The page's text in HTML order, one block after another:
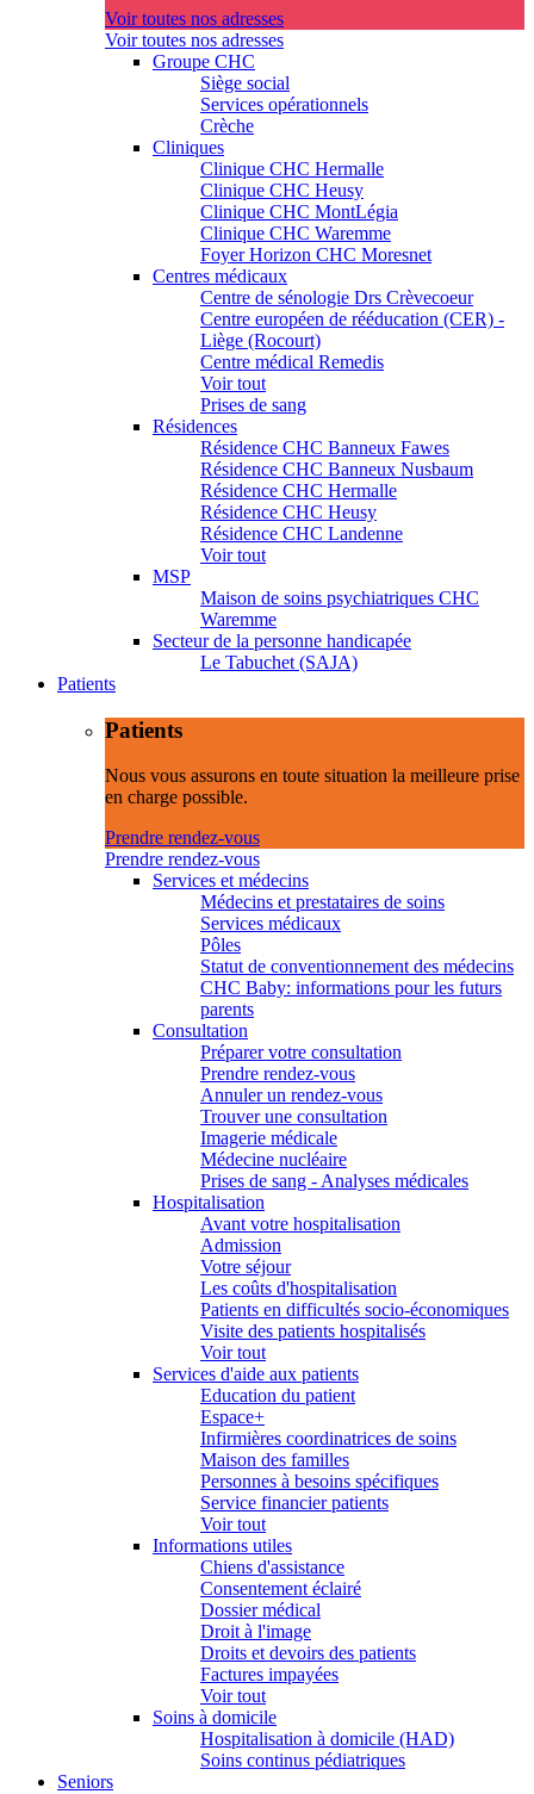
Voir toutes nos adresses
Voir toutes nos adresses
Groupe CHC
Siège social
Services opérationnels
Crèche
Cliniques
Clinique CHC Hermalle
Clinique CHC Heusy
Clinique CHC MontLégia
Clinique CHC Waremme
Foyer Horizon CHC Moresnet
Centres médicaux
Centre de sénologie Drs Crèvecoeur
Centre européen de rééducation (CER) -
Liège (Rocourt)
Centre médical Remedis
Voir tout
Prises de sang
Résidences
Résidence CHC Banneux Fawes
Résidence CHC Banneux Nusbaum
Résidence CHC Hermalle
Résidence CHC Heusy
Résidence CHC Landenne
Voir tout
MSP
Maison de soins psychiatriques CHC
Waremme
Secteur de la personne handicapée
Le Tabuchet (SAJA)
Patients
Patients
Nous vous assurons en toute situation la meilleure prise
en charge possible.
Prendre rendez-vous
Prendre rendez-vous
Services et médecins
Médecins et prestataires de soins
Services médicaux
Pôles
Statut de conventionnement des médecins
CHC Baby: informations pour les futurs
parents
Consultation
Préparer votre consultation
Prendre rendez-vous
Annuler un rendez-vous
Trouver une consultation
Imagerie médicale
Médecine nucléaire
Prises de sang - Analyses médicales
Hospitalisation
Avant votre hospitalisation
Admission
Votre séjour
Les coûts d'hospitalisation
Patients en difficultés socio-économiques
Visite des patients hospitalisés
Voir tout
Services d'aide aux patients
Education du patient
Espace+
Infirmières coordinatrices de soins
Maison des familles
Personnes à besoins spécifiques
Service financier patients
Voir tout
Informations utiles
Chiens d'assistance
Consentement éclairé
Dossier médical
Droit à l'image
Droits et devoirs des patients
Factures impayées
Voir tout
Soins à domicile
Hospitalisation à domicile (HAD)
Soins continus pédiatriques
Seniors